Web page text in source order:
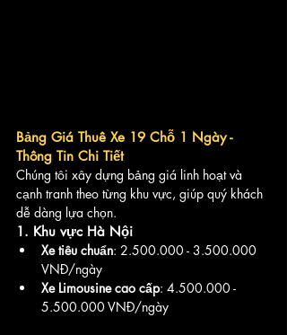
Bảng Giá Thuê Xe 19 Chỗ 1 Ngày -
Thông Tin Chi Tiết
Chúng tôi xây dựng bảng giá linh hoạt và
cạnh tranh theo từng khu vực, giúp quý khách
dễ dàng lựa chọn.
1. Khu vực Hà Nội
Xe tiêu chuẩn: 2.500.000 - 3.500.000
VNĐ/ngày
Xe Limousine cao cấp: 4.500.000 -
5.500.000 VNĐ/ngày